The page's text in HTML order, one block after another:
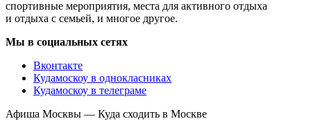
спортивные мероприятия, места для активного отдыха
и отдыха с семьей, и многое другое.
Мы в социальных сетях
Вконтакте
Кудамоскоу в однокласниках
Кудамоскоу в телеграме
Афиша Москвы — Куда сходить в Москве